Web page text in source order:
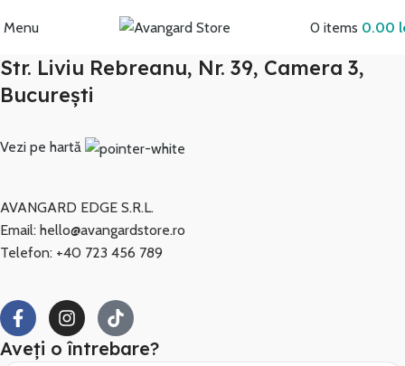
Menu 0 items 0.00
Str. Liviu Rebreanu, Nr. 39, Camera 3,
București
Vezi pe hartă
AVANGARD EDGE S.R.L.
Email: hello@avangardstore.ro
Telefon: +40 723 456 789
Aveți o întrebare?